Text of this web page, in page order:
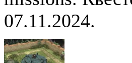
07.11.2024.